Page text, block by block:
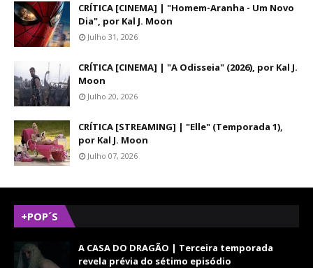
CRÍTICA [CINEMA] | "Homem-Aranha - Um Novo
Dia", por Kal J. Moon
Julho 31, 2026
CRÍTICA [CINEMA] | "A Odisseia" (2026), por Kal J.
Moon
Julho 20, 2026
CRÍTICA [STREAMING] | "Elle" (Temporada 1),
por Kal J. Moon
Julho 07, 2026
+POP´S
A CASA DO DRAGÃO | Terceira temporada
revela prévia do sétimo episódio